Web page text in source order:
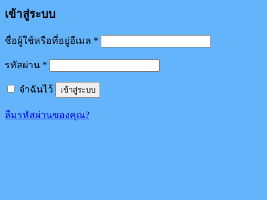
เข้าสู่ระบบ
ชื่อผู้ใช้หรือที่อยู่อีเมล *
รหัสผ่าน *
จำฉันไว้ เข้าสู่ระบบ
ลืมรหัสผ่านของคุณ?